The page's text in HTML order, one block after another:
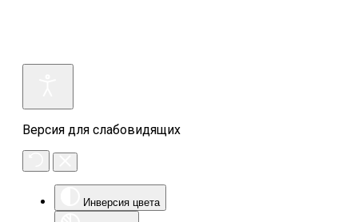
Версия для слабовидящих
Инверсия цвета